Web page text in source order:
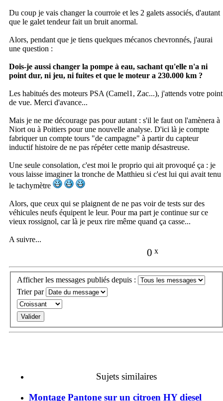
Du coup je vais changer la courroie et les 2 galets associés, d'autant
que le galet tendeur fait un bruit anormal.
Alors, pendant que je tiens quelques mécanos chevronnés, j'aurai
une question :
Dois-je aussi changer la pompe à eau, sachant qu'elle n'a ni
point dur, ni jeu, ni fuites et que le moteur a 230.000 km ?
Les habitués des moteurs PSA (Camel1, Zac...), j'attends votre point
de vue. Merci d'avance...
Mais je ne me décourage pas pour autant : s'il le faut on l'amènera à
Niort ou à Poitiers pour une nouvelle analyse. D'ici là je compte
fabriquer un compte tours "de campagne" à partir du capteur
inductif histoire de ne pas répéter cette manip désastreuse.
Une seule consolation, c'est moi le proprio qui ait provoqué ça : je
vous laisse imaginer la tronche de Matthieu si c'est lui qui avait tenu
le tachymètre
Alors, que ceux qui se plaignent de ne pas voir de tests sur des
véhicules neufs équipent le leur. Pour ma part je continue sur ce
vieux rossignol, car là je peux rire même quand ça casse...
A suivre...
0 x
Afficher les messages publiés depuis :
Trier par
Sujets similaires
Montage Pantone sur un citroen HY diesel